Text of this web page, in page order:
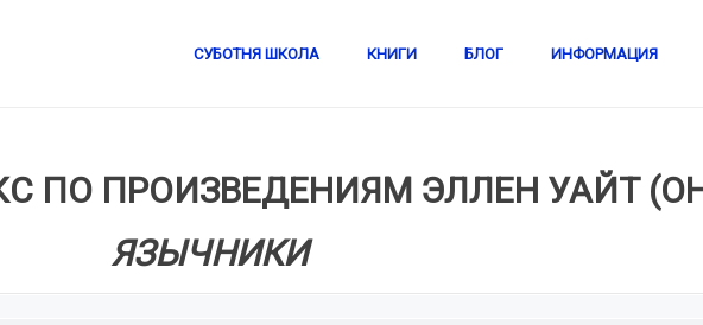
СУБОТНЯ ШКОЛА КНИГИ БЛОГ ИНФОРМАЦИЯ
ПО ПРОИЗВЕДЕНИЯМ ЭЛЛЕН УАЙТ
ЯЗЫЧНИКИ